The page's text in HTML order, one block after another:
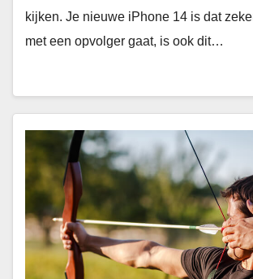
kijken. Je nieuwe iPhone 14 is dat
met een opvolger gaat, is ook dit…